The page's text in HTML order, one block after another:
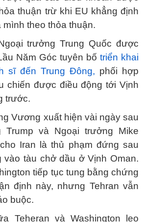
thuận trừ khi EU khẳng định
theo thỏa thuận.
trưởng Trung Quốc được
Năm Góc tuyên bố triển khai
sĩ đến Trung Đông, phối hợp
chiến được điều động tới Vịnh
trước.
Vương xuất hiện vài ngày sau
Trump và Ngoại trưởng Mike
Iran là thủ phạm đứng sau
vào tàu chở dầu ở Vịnh Oman.
tiếp tục tung bằng chứng
định này, nhưng Tehran vẫn
buộc.
Teheran và Washington leo